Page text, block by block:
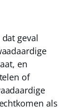
geval
en
of
als